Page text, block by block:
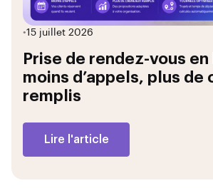
•15 juillet 2026
Prise de rendez-vous en
moins d’appels, plus de
remplis
Lire l'article